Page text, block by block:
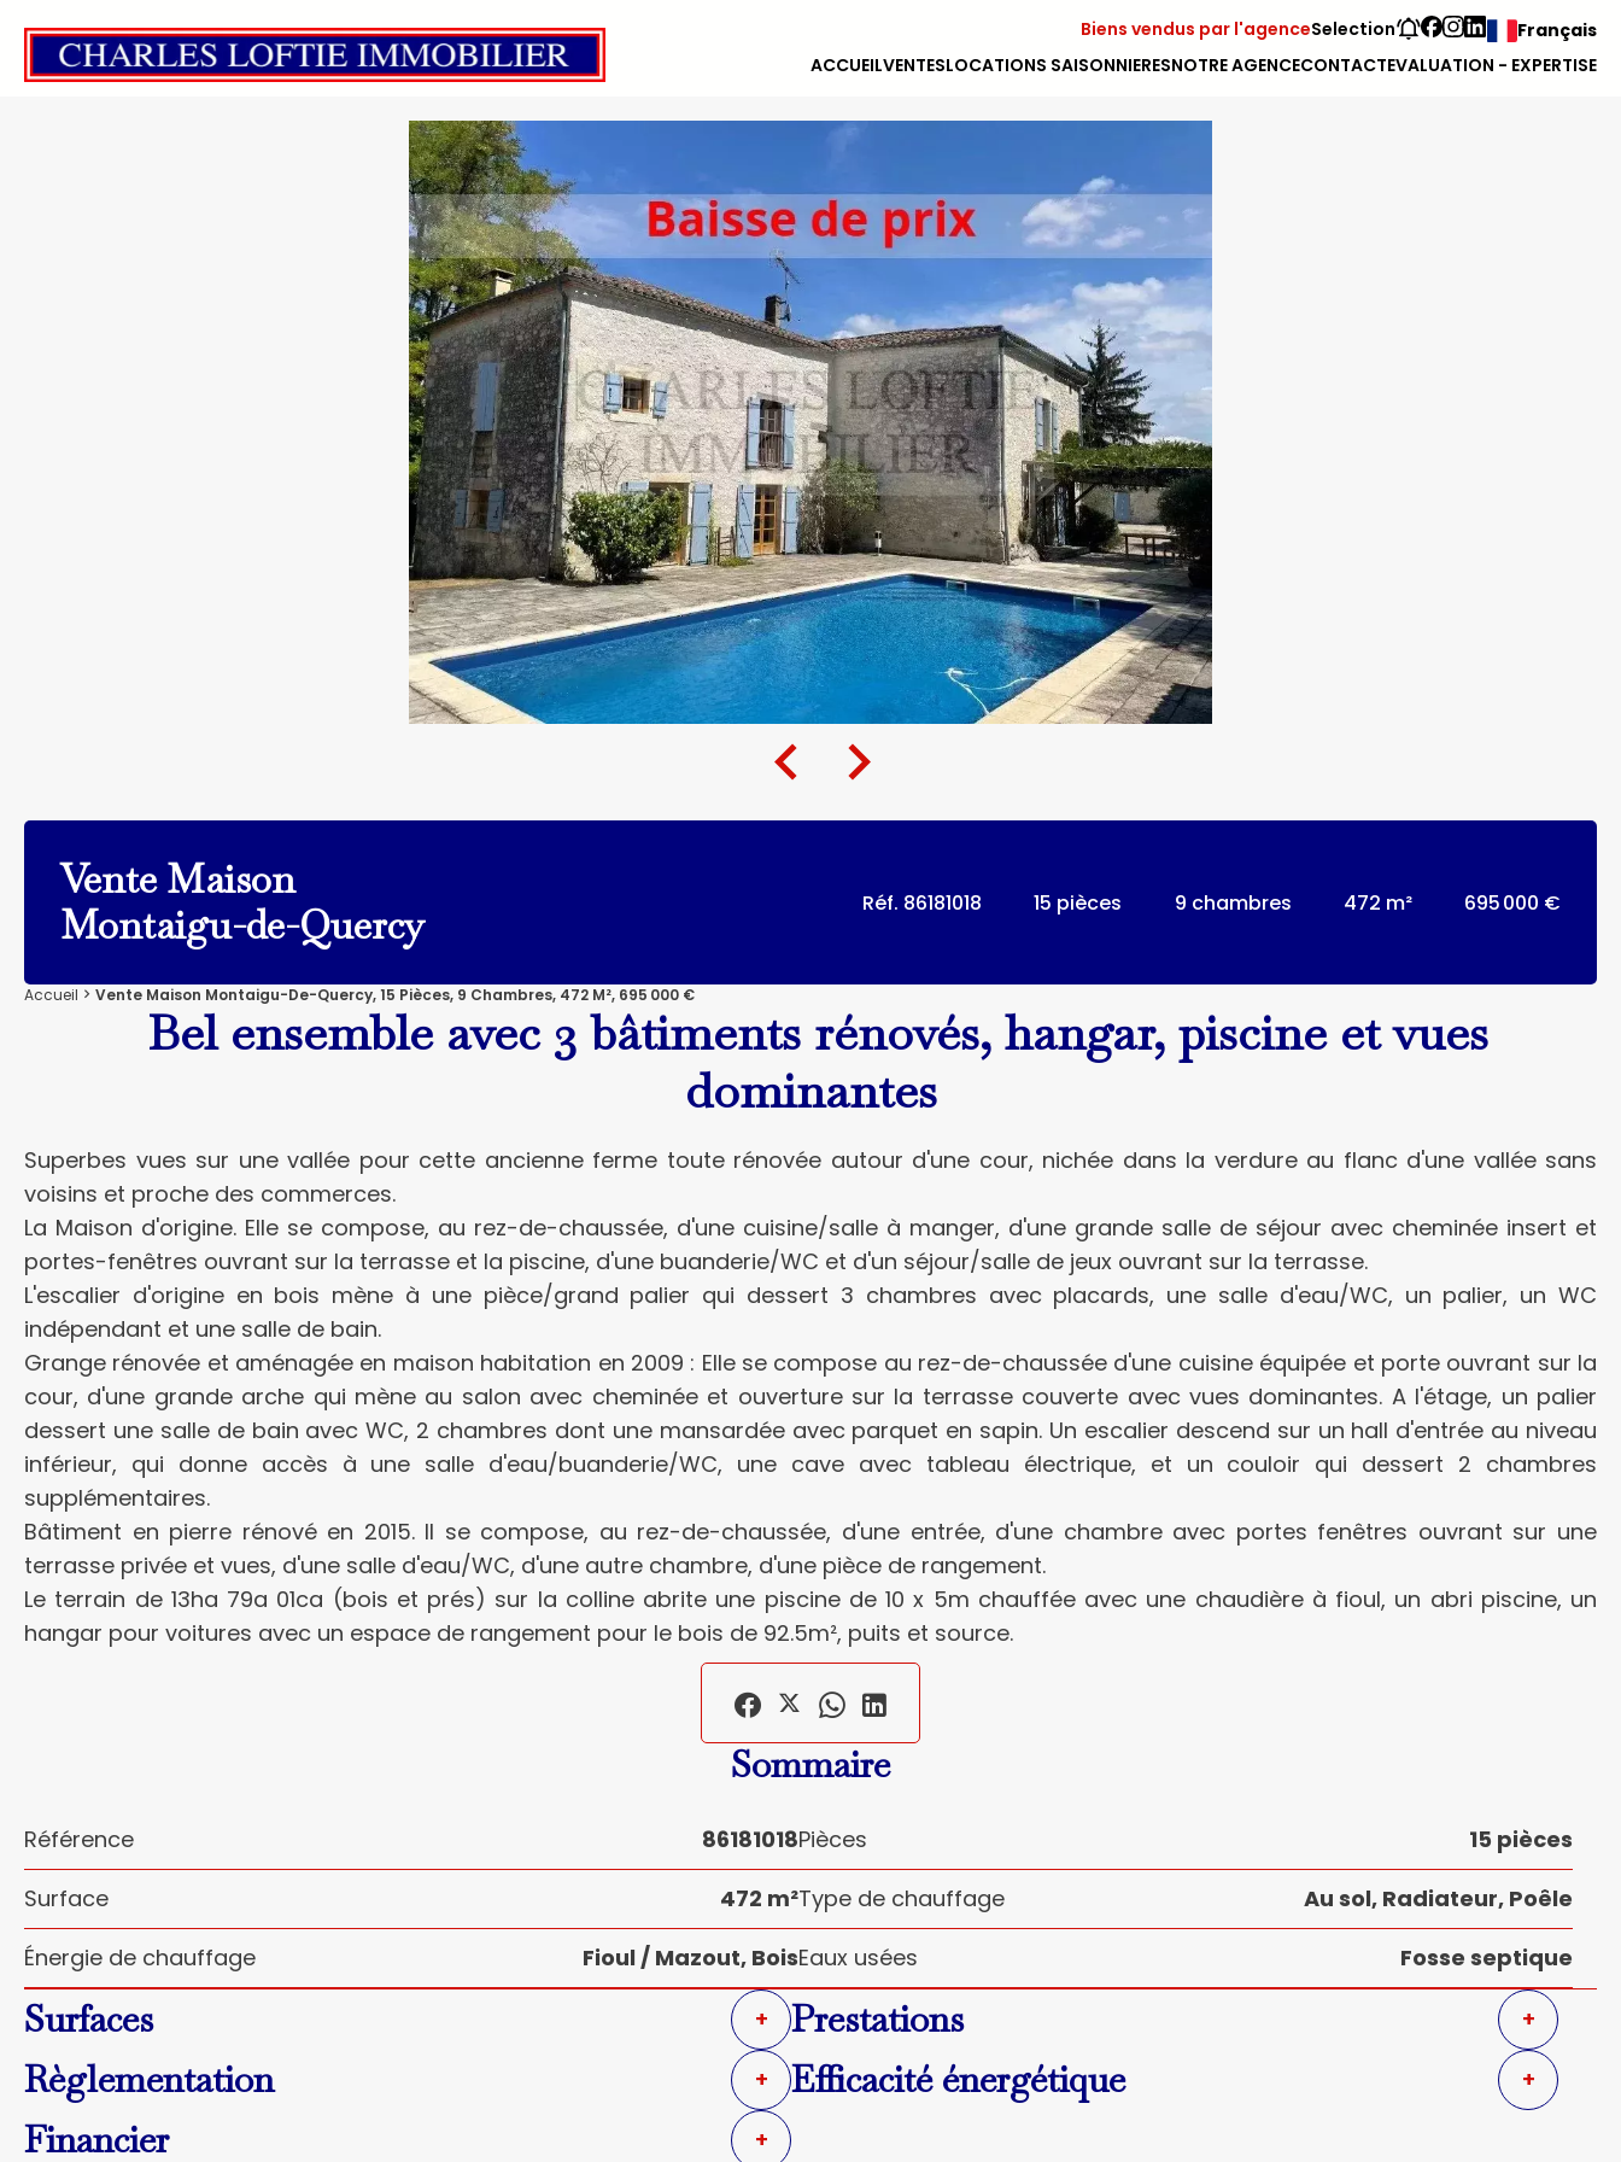
Biens vendus par l'agenceSelection
Français
ACCUEILVENTESLOCATIONS SAISONNIERESNOTRE AGENCECONTACTEVALUATION - EXPERTISE
Vente Maison
Montaigu-de-Quercy
Réf. 86181018 15 pièces 9 chambres 472 m² 695 000 €
Accueil Vente Maison Montaigu-De-Quercy, 15 Pièces, 9 Chambres, 472 M², 695 000 €
Bel ensemble avec 3 bâtiments rénovés, hangar, piscine et vues
dominantes
Superbes vues sur une vallée pour cette ancienne ferme toute rénovée autour d'une cour, nichée dans la verdure au flanc d'une vallée sans
voisins et proche des commerces.
La Maison d'origine. Elle se compose, au rez-de-chaussée, d'une cuisine/salle à manger, d'une grande salle de séjour avec cheminée insert et
portes-fenêtres ouvrant sur la terrasse et la piscine, d'une buanderie/WC et d'un séjour/salle de jeux ouvrant sur la terrasse.
L'escalier d'origine en bois mène à une pièce/grand palier qui dessert 3 chambres avec placards, une salle d'eau/WC, un palier, un WC
indépendant et une salle de bain.
Grange rénovée et aménagée en maison habitation en 2009 : Elle se compose au rez-de-chaussée d'une cuisine équipée et porte ouvrant sur la
cour, d'une grande arche qui mène au salon avec cheminée et ouverture sur la terrasse couverte avec vues dominantes. A l'étage, un palier
dessert une salle de bain avec WC, 2 chambres dont une mansardée avec parquet en sapin. Un escalier descend sur un hall d'entrée au niveau
inférieur, qui donne accès à une salle d'eau/buanderie/WC, une cave avec tableau électrique, et un couloir qui dessert 2 chambres
supplémentaires.
Bâtiment en pierre rénové en 2015. Il se compose, au rez-de-chaussée, d'une entrée, d'une chambre avec portes fenêtres ouvrant sur une
terrasse privée et vues, d'une salle d'eau/WC, d'une autre chambre, d'une pièce de rangement.
Le terrain de 13ha 79a 01ca (bois et prés) sur la colline abrite une piscine de 10 x 5m chauffée avec une chaudière à fioul, un abri piscine, un
hangar pour voitures avec un espace de rangement pour le bois de 92.5m², puits et source.
Sommaire
Référence 86181018Pièces
15 pièces
Surface
472 m²Type de chauffage
Au sol, Radiateur, Poêle
Énergie de chauffage
Fioul / Mazout, BoisEaux usées Fosse septique
Surfaces + Prestations +
Règlementation + Efficacité énergétique +
Financier +